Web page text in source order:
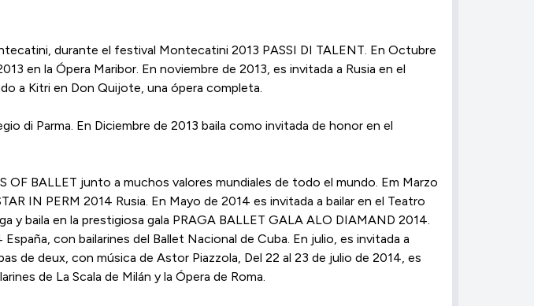
durante el festival Montecatini 2013 PASSI DI TALENT. En Octubre
en la Ópera Maribor. En noviembre de 2013, es invitada a Rusia en el
a Kitri en Don Quijote, una ópera completa.
di Parma. En Diciembre de 2013 baila como invitada de honor en el
OF BALLET junto a muchos valores mundiales de todo el mundo. Em Marzo
IN PERM 2014 Rusia. En Mayo de 2014 es invitada a bailar en el Teatro
y baila en la prestigiosa gala PRAGA BALLET GALA ALO DIAMAND 2014.
con bailarines del Ballet Nacional de Cuba. En julio, es invitada a
de deux, con música de Astor Piazzola, Del 22 al 23 de julio de 2014, es
de La Scala de Milán y la Ópera de Roma.